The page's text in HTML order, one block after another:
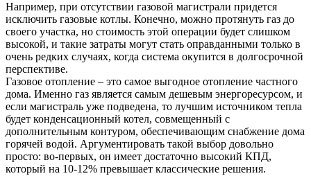
Например, при отсутствии газовой магистрали придется
исключить газовые котлы. Конечно, можно протянуть газ до
своего участка, но стоимость этой операции будет слишком
высокой, и такие затраты могут стать оправданными только в
очень редких случаях, когда система окупится в долгосрочной
перспективе.
Газовое отопление – это самое выгодное отопление частного
дома. Именно газ является самым дешевым энергоресурсом, и
если магистраль уже подведена, то лучшим источником тепла
будет конденсационный котел, совмещенный с
дополнительным контуром, обеспечивающим снабжение дома
горячей водой. Аргументировать такой выбор довольно
просто: во-первых, он имеет достаточно высокий КПД,
который на 10-12% превышает классические решения.